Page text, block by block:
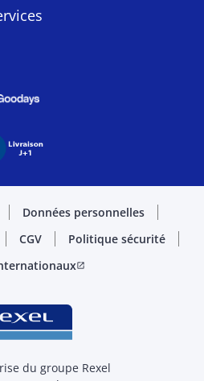
Données personnelles
CGV
Politique sécurité
open_in_new
du groupe Rexel